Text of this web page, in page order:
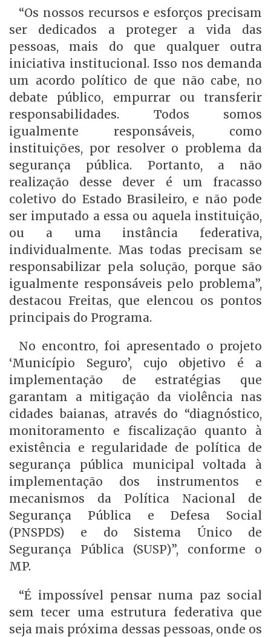
“Os nossos recursos e esforços precisam
ser dedicados a proteger a vida das
pessoas, mais do que qualquer outra
iniciativa institucional. Isso nos demanda
um acordo político de que não cabe, no
debate público, empurrar ou transferir
responsabilidades. Todos somos
igualmente responsáveis, como
instituições, por resolver o problema da
segurança pública. Portanto, a não
realização desse dever é um fracasso
coletivo do Estado Brasileiro, e não pode
ser imputado a essa ou aquela instituição,
ou a uma instância federativa,
individualmente. Mas todas precisam se
responsabilizar pela solução, porque são
igualmente responsáveis pelo problema”,
destacou Freitas, que elencou os pontos
principais do Programa.
No encontro, foi apresentado o projeto
‘Município Seguro’, cujo objetivo é a
implementação de estratégias que
garantam a mitigação da violência nas
cidades baianas, através do “diagnóstico,
monitoramento e fiscalização quanto à
existência e regularidade de política de
segurança pública municipal voltada à
implementação dos instrumentos e
mecanismos da Política Nacional de
Segurança Pública e Defesa Social
(PNSPDS) e do Sistema Único de
Segurança Pública (SUSP)”, conforme o
MP.
“É impossível pensar numa paz social
sem tecer uma estrutura federativa que
seja mais próxima dessas pessoas, onde os